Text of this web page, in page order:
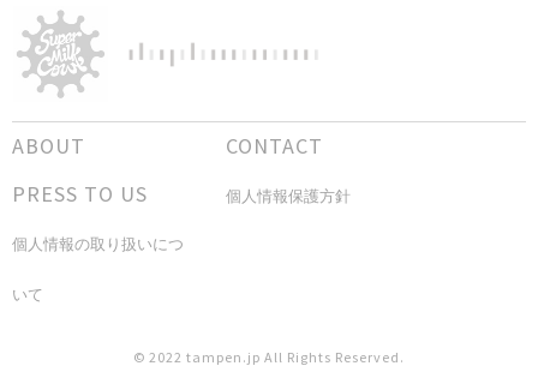
ABOUT
CONTACT
PRESS TO US
個人情報保護方針
個人情報の取り扱いにつ
いて
© 2022 tampen.jp All Rights Reserved.